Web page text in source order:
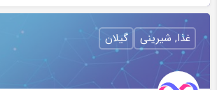
غذا, شیرینی گیلان